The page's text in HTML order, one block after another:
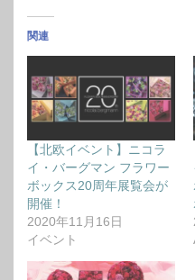
関連
【北欧イベント】ニコラ
イ・バーグマン フラワー
ボックス20周年展覧会が
開催！
2020年11月16日
イベント